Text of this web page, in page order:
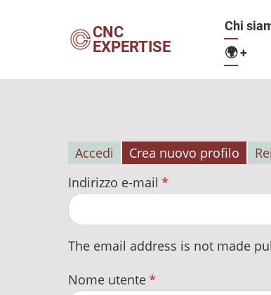
CNC
EXPERTISE
Chi
🌍+
Schede
primarie
Accedi Crea nuovo profilo
Indirizzo e-mail
The email address is not made
Nome utente